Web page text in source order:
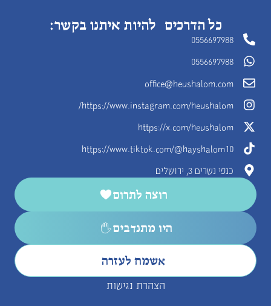
כל הדרכים להיות איתנו בקשר:
0556697988
0556697988
office@heushalom.com
https://www.instagram.com/heushalom/
https://x.com/heushalom
https://www.tiktok.com/@hayshalom10
כנפי נשרים 3, ירושלים
רוצה לתרום
היו מתנדבים
אשמח לעזרה
הצהרת נגישות